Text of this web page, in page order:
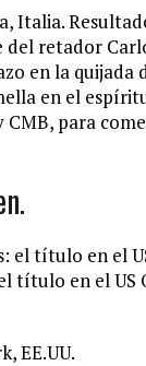
Italia.
retador
en la
en el
para
título en el US
EE.UU.